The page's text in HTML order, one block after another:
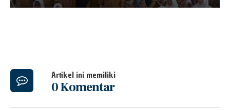
Artikel ini memiliki
0 Komentar